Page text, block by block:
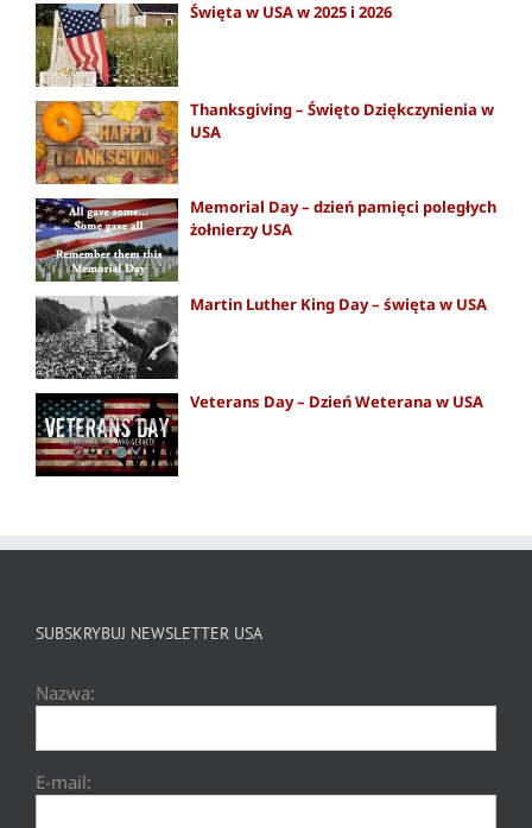
Święta w USA w 2025 i 2026
Thanksgiving – Święto Dziękczynienia w
USA
Memorial Day – dzień pamięci poległych
żołnierzy USA
Martin Luther King Day – święta w USA
Veterans Day – Dzień Weterana w USA
SUBSKRYBUJ NEWSLETTER USA
Nazwa:
E-mail: